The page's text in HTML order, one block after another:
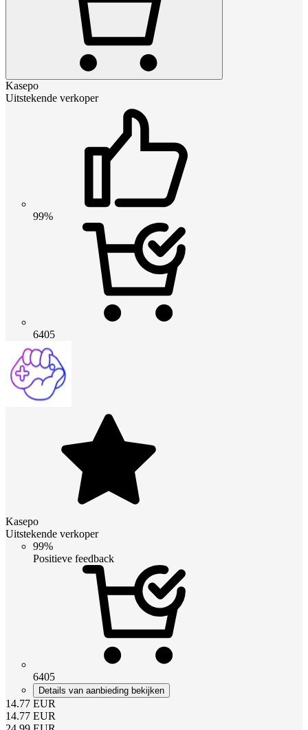
Kasepo
Uitstekende verkoper
99%
6405
Kasepo
Uitstekende verkoper
99%
Positieve feedback
6405
Details van aanbieding bekijken
14.77 EUR
14.77 EUR